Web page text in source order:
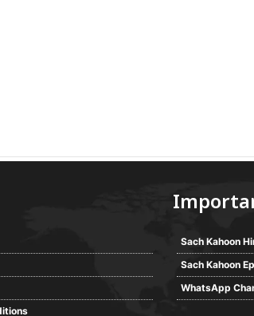
Sach Kahoon
Sach Kahoon
WhatsApp